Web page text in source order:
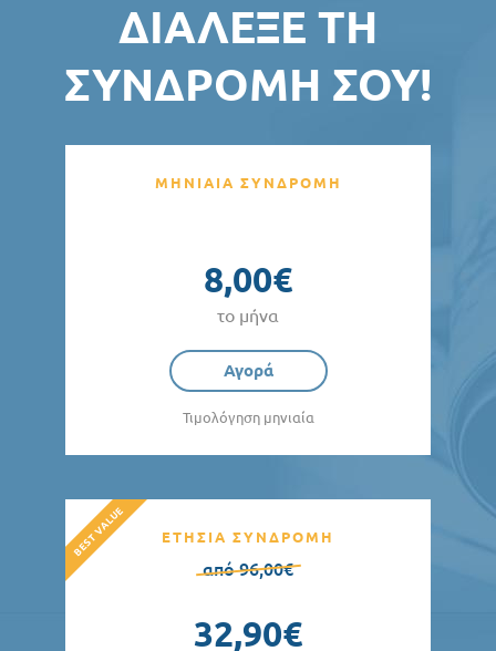
ΔΙΆΛΕΞΕ ΤΗ
ΣΥΝΔΡΟΜΉ ΣΟΥ!
ΜΗΝΙΑΙΑ ΣΥΝΔΡΟΜΗ
8,00€
το μήνα
Αγορά
Τιμολόγηση μηνιαία
ΕΤΗΣΙΑ ΣΥΝΔΡΟΜΗ
από 96,00€
32,90€